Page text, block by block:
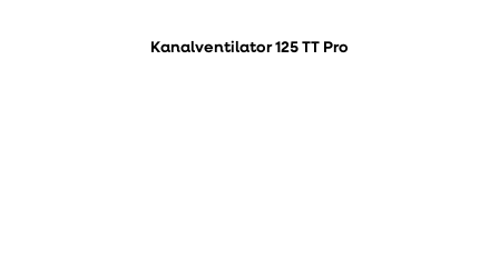
Kanalventilator 125 TT Pro